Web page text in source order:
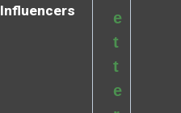
Influencers
e
t
t
e